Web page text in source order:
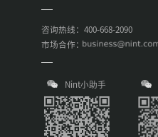
咨询热线：400-668-2090
市场合作：
Nint小助手